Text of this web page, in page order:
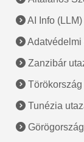
AI Info (LLM)
Zanzibár
Tunézia